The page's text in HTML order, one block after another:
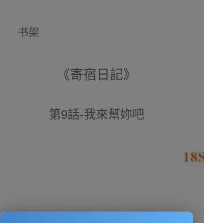
书架
《寄宿日記》
第9話-我來幫妳吧